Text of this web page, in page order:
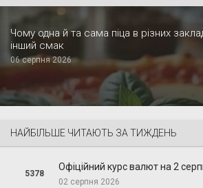
Чому одна й та сама піца в різних
інший смак
06 серпня 2026
НАЙБІЛЬШЕ ЧИТАЮТЬ ЗА ТИЖДЕНЬ
5378
Офіційний курс валют на 2
02 серпня 2026